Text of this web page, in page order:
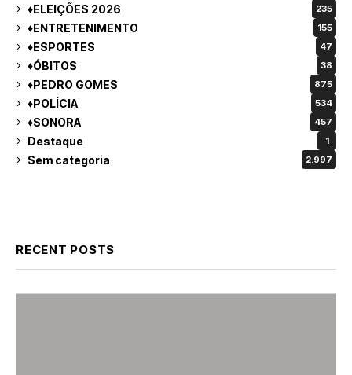
♦ELEIÇÕES 2026 235
♦ENTRETENIMENTO 155
♦ESPORTES 47
♦ÓBITOS 38
♦PEDRO GOMES 875
♦POLÍCIA 534
♦SONORA 457
Destaque 1
Sem categoria 2.997
RECENT POSTS